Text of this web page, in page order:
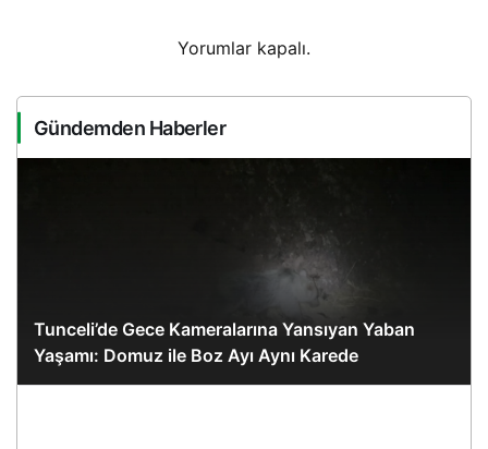
Yorumlar kapalı.
Gündemden Haberler
Tunceli’de Gece Kameralarına Yansıyan Yaban
Yaşamı: Domuz ile Boz Ayı Aynı Karede